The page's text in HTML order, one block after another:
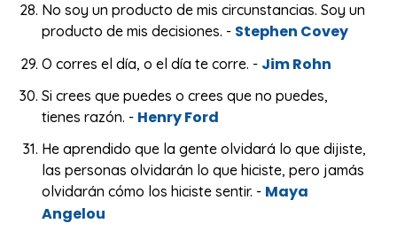
No soy un producto de mis circunstancias. Soy un
producto de mis decisiones. - Stephen Covey
O corres el día, o el día te corre. - Jim Rohn
Si crees que puedes o crees que no puedes,
tienes razón. - Henry Ford
He aprendido que la gente olvidará lo que dijiste,
las personas olvidarán lo que hiciste, pero jamás
olvidarán cómo los hiciste sentir. - Maya
Angelou